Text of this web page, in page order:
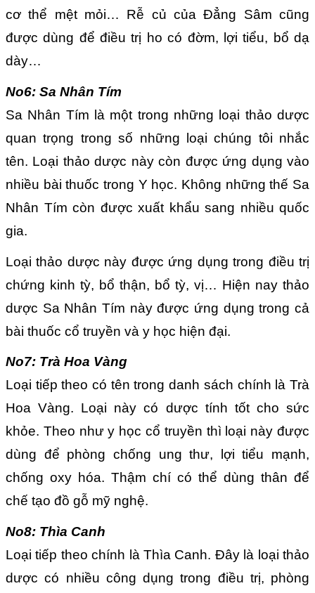
cơ thể mệt mỏi… Rễ củ của Đẳng Sâm cũng
được dùng để điều trị ho có đờm, lợi tiểu, bổ dạ
dày…
No6: Sa Nhân Tím
Sa Nhân Tím là một trong những loại thảo dược
quan trọng trong số những loại chúng tôi nhắc
tên. Loại thảo dược này còn được ứng dụng vào
nhiều bài thuốc trong Y học. Không những thế Sa
Nhân Tím còn được xuất khẩu sang nhiều quốc
gia.
Loại thảo dược này được ứng dụng trong điều trị
chứng kinh tỳ, bổ thận, bổ tỳ, vị… Hiện nay thảo
dược Sa Nhân Tím này được ứng dụng trong cả
bài thuốc cổ truyền và y học hiện đại.
No7: Trà Hoa Vàng
Loại tiếp theo có tên trong danh sách chính là Trà
Hoa Vàng. Loại này có dược tính tốt cho sức
khỏe. Theo như y học cổ truyền thì loại này được
dùng để phòng chống ung thư, lợi tiểu mạnh,
chống oxy hóa. Thậm chí có thể dùng thân để
chế tạo đồ gỗ mỹ nghệ.
No8: Thìa Canh
Loại tiếp theo chính là Thìa Canh. Đây là loại thảo
dược có nhiều công dụng trong điều trị, phòng